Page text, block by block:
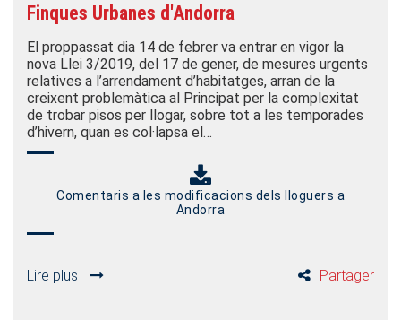
Finques Urbanes d'Andorra
El proppassat dia 14 de febrer va entrar en vigor la
nova Llei 3/2019, del 17 de gener, de mesures urgents
relatives a l’arrendament d’habitatges, arran de la
creixent problemàtica al Principat per la complexitat
de trobar pisos per llogar, sobre tot a les temporades
d’hivern, quan es col·lapsa el…
Comentaris a les modificacions dels lloguers a
Andorra
Lire plus Partager